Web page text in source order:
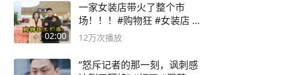
02:00
一家女装店带火了整个市
场！！！#购物狂 #女装店 #
高品质女装
12万次播放
“怒斥记者的那一刻，讽刺感